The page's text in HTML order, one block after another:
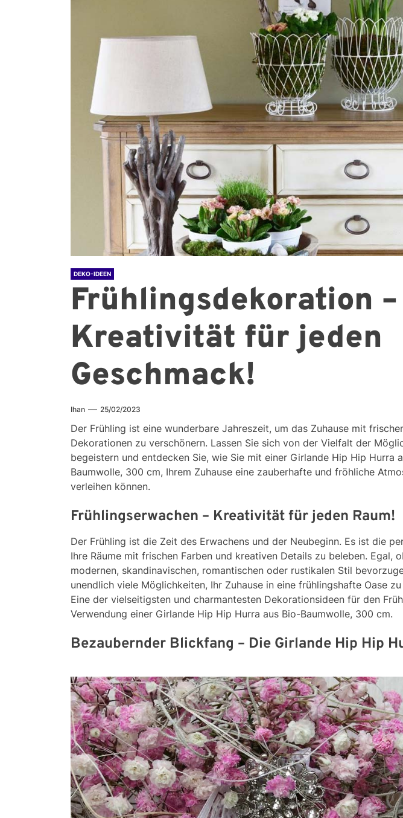
DEKO-IDEEN
Frühlingsdekoration –
Kreativität für jeden
Geschmack!
Ihan 25/02/2023
Der Frühling ist eine wunderbare Jahreszeit, um das Zuhause mit
Dekorationen zu verschönern. Lassen Sie sich von der Vielfalt der
begeistern und entdecken Sie, wie Sie mit einer Girlande Hip Hip Hurra
Baumwolle, 300 cm, Ihrem Zuhause eine zauberhafte und fröhliche
verleihen können.
Frühlingserwachen – Kreativität für jeden Raum!
Der Frühling ist die Zeit des Erwachens und der Neubeginn. Es ist die
Ihre Räume mit frischen Farben und kreativen Details zu beleben. Egal,
modernen, skandinavischen, romantischen oder rustikalen Stil
unendlich viele Möglichkeiten, Ihr Zuhause in eine frühlingshafte Oase
Eine der vielseitigsten und charmantesten Dekorationsideen für den
Verwendung einer Girlande Hip Hip Hurra aus Bio-Baumwolle, 300 cm.
Bezaubernder Blickfang – Die Girlande Hip Hip